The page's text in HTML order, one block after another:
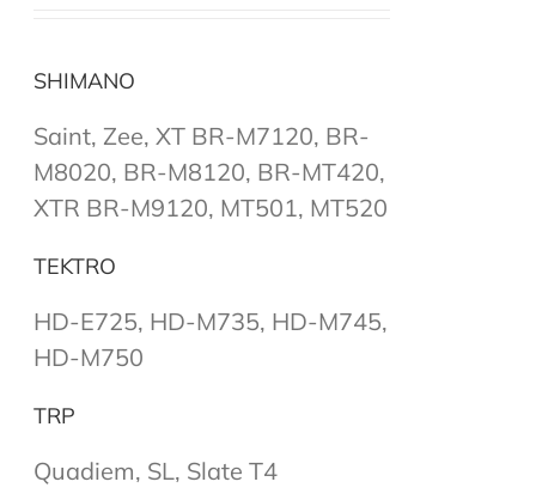
SHIMANO
Saint, Zee, XT BR-M7120, BR-
M8020, BR-M8120, BR-MT420,
XTR BR-M9120, MT501, MT520
TEKTRO
HD-E725, HD-M735, HD-M745,
HD-M750
TRP
Quadiem, SL, Slate T4